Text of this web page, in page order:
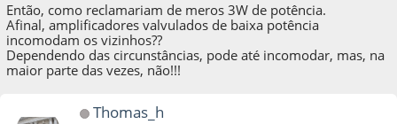
Então, como reclamariam de meros 3W de potência.
Afinal, amplificadores valvulados de baixa potência
incomodam os vizinhos??
Dependendo das circunstâncias, pode até incomodar, mas, na
maior parte das vezes, não!!!
Thomas_h